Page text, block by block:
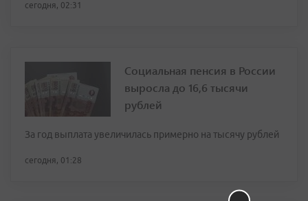
сегодня, 02:31
Социальная пенсия в России
выросла до 16,6 тысячи
рублей
За год выплата увеличилась примерно на тысячу рублей
сегодня, 01:28